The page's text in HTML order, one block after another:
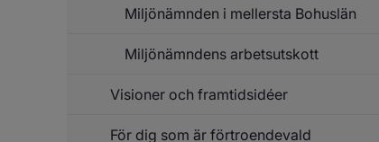
Miljönämnden i mellersta Bohuslän
Miljönämndens arbetsutskott
Visioner och framtidsidéer
För dig som är förtroendevald